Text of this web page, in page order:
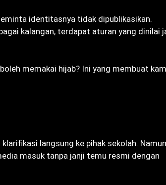
identitasnya tidak dipublikasikan.
kalangan, terdapat aturan yang dinilai
memakai hijab? Ini yang membuat
langsung ke pihak sekolah.
masuk tanpa janji temu resmi dengan